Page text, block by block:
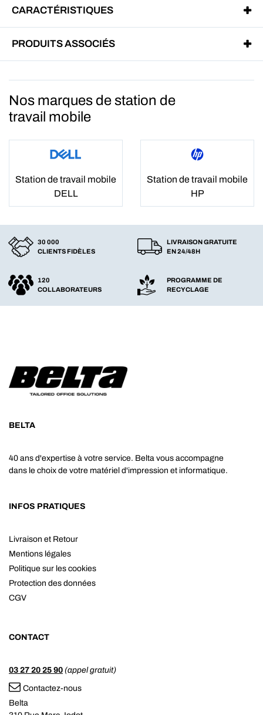
CARACTÉRISTIQUES
PRODUITS ASSOCIÉS
Nos marques de station de
travail mobile
Station de travail mobile
DELL
Station de travail mobile
HP
30 000
CLIENTS FIDÈLES
LIVRAISON GRATUITE
EN 24/48H
120
COLLABORATEURS
PROGRAMME DE
RECYCLAGE
BELTA
40 ans d'expertise à votre service. Belta vous accompagne
dans le choix de votre matériel d'impression et informatique.
INFOS PRATIQUES
Livraison et Retour
Mentions légales
Politique sur les cookies
Protection des données
CGV
CONTACT
03 27 20 25 90 (appel gratuit)
Contactez-nous
Belta